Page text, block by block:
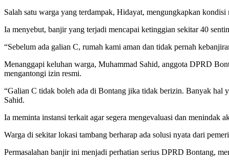
Salah satu warga yang terdampak, Hidayat, mengungkapkan
Ia menyebut, banjir yang terjadi mencapai ketinggian sekitar 40
“Sebelum ada galian C, rumah kami aman dan tidak pernah
Menanggapi keluhan warga, Muhammad Sahid, anggota DPRD
mengantongi izin resmi.
“Galian C tidak boleh ada di Bontang jika tidak berizin. Banyak hal
Sahid.
Ia meminta instansi terkait agar segera mengevaluasi dan menindak
Warga di sekitar lokasi tambang berharap ada solusi nyata dari
Permasalahan banjir ini menjadi perhatian serius DPRD Bontang,